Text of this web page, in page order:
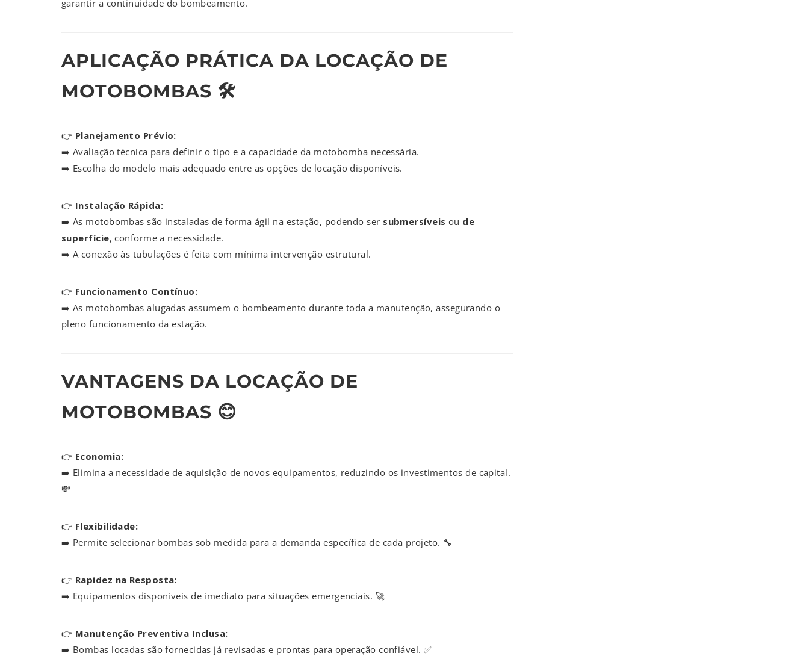
garantir a continuidade do bombeamento.
APLICAÇÃO PRÁTICA DA LOCAÇÃO DE
MOTOBOMBAS 🛠️
👉 Planejamento Prévio:
➡️ Avaliação técnica para definir o tipo e a capacidade da motobomba necessária.
➡️ Escolha do modelo mais adequado entre as opções de locação disponíveis.
👉 Instalação Rápida:
➡️ As motobombas são instaladas de forma ágil na estação, podendo ser submersíveis ou de
superfície, conforme a necessidade.
➡️ A conexão às tubulações é feita com mínima intervenção estrutural.
👉 Funcionamento Contínuo:
➡️ As motobombas alugadas assumem o bombeamento durante toda a manutenção, assegurando o
pleno funcionamento da estação.
VANTAGENS DA LOCAÇÃO DE
MOTOBOMBAS 😊
👉 Economia:
➡️ Elimina a necessidade de aquisição de novos equipamentos, reduzindo os investimentos de capital.
💸
👉 Flexibilidade:
➡️ Permite selecionar bombas sob medida para a demanda específica de cada projeto. 🔧
👉 Rapidez na Resposta:
➡️ Equipamentos disponíveis de imediato para situações emergenciais. 🚀
👉 Manutenção Preventiva Inclusa:
➡️ Bombas locadas são fornecidas já revisadas e prontas para operação confiável. ✅